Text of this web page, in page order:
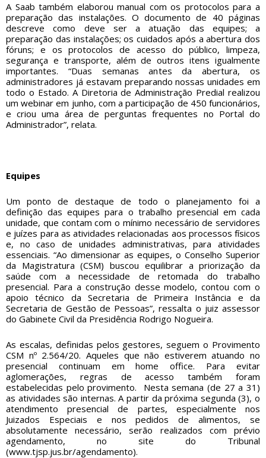
A Saab também elaborou manual com os protocolos para a
preparação das instalações. O documento de 40 páginas
descreve como deve ser a atuação das equipes; a
preparação das instalações; os cuidados após a abertura dos
fóruns; e os protocolos de acesso do público, limpeza,
segurança e transporte, além de outros itens igualmente
importantes. “Duas semanas antes da abertura, os
administradores já estavam preparando nossas unidades em
todo o Estado. A Diretoria de Administração Predial realizou
um webinar em junho, com a participação de 450 funcionários,
e criou uma área de perguntas frequentes no Portal do
Administrador”, relata.
Equipes
Um ponto de destaque de todo o planejamento foi a
definição das equipes para o trabalho presencial em cada
unidade, que contam com o mínimo necessário de servidores
e juízes para as atividades relacionadas aos processos físicos
e, no caso de unidades administrativas, para atividades
essenciais. “Ao dimensionar as equipes, o Conselho Superior
da Magistratura (CSM) buscou equilibrar a priorização da
saúde com a necessidade de retomada do trabalho
presencial. Para a construção desse modelo, contou com o
apoio técnico da Secretaria de Primeira Instância e da
Secretaria de Gestão de Pessoas”, ressalta o juiz assessor
do Gabinete Civil da Presidência Rodrigo Nogueira.
As escalas, definidas pelos gestores, seguem o Provimento
CSM nº 2.564/20. Aqueles que não estiverem atuando no
presencial continuam em home office. Para evitar
aglomerações, regras de acesso também foram
estabelecidas pelo provimento. Nesta semana (de 27 a 31)
as atividades são internas. A partir da próxima segunda (3), o
atendimento presencial de partes, especialmente nos
Juizados Especiais e nos pedidos de alimentos, se
absolutamente necessário, serão realizados com prévio
agendamento, no site do Tribunal
(www.tjsp.jus.br/agendamento).